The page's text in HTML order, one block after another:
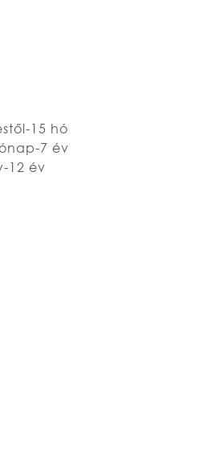
15 hó
7 év
12 év